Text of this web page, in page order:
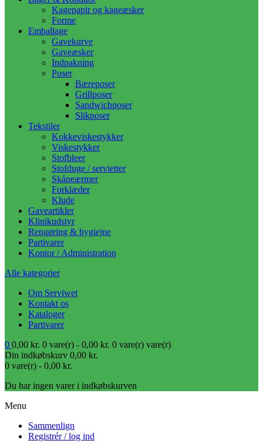
Kagepapir og kageæsker
Forme
Emballage
Gavekurve
Gaveæsker
Indpakning
Poser
Bæreposer
Grillposer
Sandwichposer
Slikposer
Tekstiler
Kokkeviskestykker
Viskestykker
Stofbleer
Stofduge / servietter
Skåneærmer
Forklæder
Klude
Gaveartikler
Klinikudstyr
Rengøring & hygiejne
Partivarer
Kontor / Administration
Alle kategorier
Om Serviwet
Kontakt os
Kataloger
Partivarer
0 0,00 kr. 0 vare(r) - 0,00 kr. 0 vare(r) vare(r)
Din indkøbskurv 0,00 kr.
0 vare(r) - 0,00 kr.
Du har ingen varer i indkøbskurven
Menu
Sammenlign
Registrér / log ind